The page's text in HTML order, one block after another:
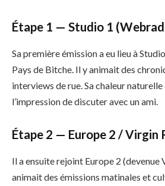
Étape 1 — Studio 1
Sa première émission a eu lieu à
Pays de Bitche. Il y animait des
interviews de rue. Sa chaleur
l’impression de discuter avec un ami.
Étape 2 — Europe 2 / Virgin
Il a ensuite rejoint Europe 2 (devenue
animait des émissions matinales et